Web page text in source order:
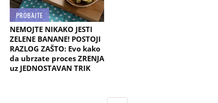
PROBAJTE
NEMOJTE NIKAKO JESTI
ZELENE BANANE! POSTOJI
RAZLOG ZAŠTO: Evo kako
da ubrzate proces ZRENJA
uz JEDNOSTAVAN TRIK